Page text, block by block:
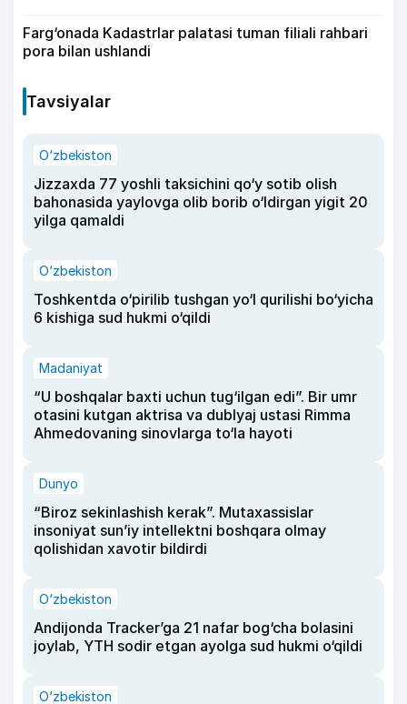
Farg‘onada Kadastrlar palatasi tuman filiali rahbari
pora bilan ushlandi
Tavsiyalar
O‘zbekiston
Jizzaxda 77 yoshli taksichini qo‘y sotib olish
bahonasida yaylovga olib borib o‘ldirgan yigit 20
yilga qamaldi
O‘zbekiston
Toshkentda o‘pirilib tushgan yo‘l qurilishi bo‘yicha
6 kishiga sud hukmi o‘qildi
Madaniyat
“U boshqalar baxti uchun tug‘ilgan edi”. Bir umr
otasini kutgan aktrisa va dublyaj ustasi Rimma
Ahmedovaning sinovlarga to‘la hayoti
Dunyo
“Biroz sekinlashish kerak”. Mutaxassislar
insoniyat sun’iy intellektni boshqara olmay
qolishidan xavotir bildirdi
O‘zbekiston
Andijonda Tracker’ga 21 nafar bog‘cha bolasini
joylab, YTH sodir etgan ayolga sud hukmi o‘qildi
O‘zbekiston